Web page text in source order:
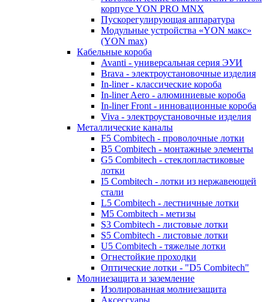
корпусе YON PRO MNX
Пускорегулирующая аппаратура
Модульные устройства «YON макс»
(YON max)
Кабельные короба
Avanti - универсальная серия ЭУИ
Brava - электроустановочные изделия
In-liner - классические короба
In-liner Aero - алюминиевые короба
In-liner Front - инновационные короба
Viva - электроустановочные изделия
Металлические каналы
F5 Combitech - проволочные лотки
B5 Combitech - монтажные элементы
G5 Combitech - стеклопластиковые
лотки
I5 Combitech - лотки из нержавеющей
стали
L5 Combitech - лестничные лотки
M5 Combitech - метизы
S3 Combitech - листовые лотки
S5 Combitech - листовые лотки
U5 Combitech - тяжелые лотки
Огнестойкие проходки
Оптические лотки - "D5 Combitech"
Молниезащита и заземление
Изолированная молниезащита
Аксессуары